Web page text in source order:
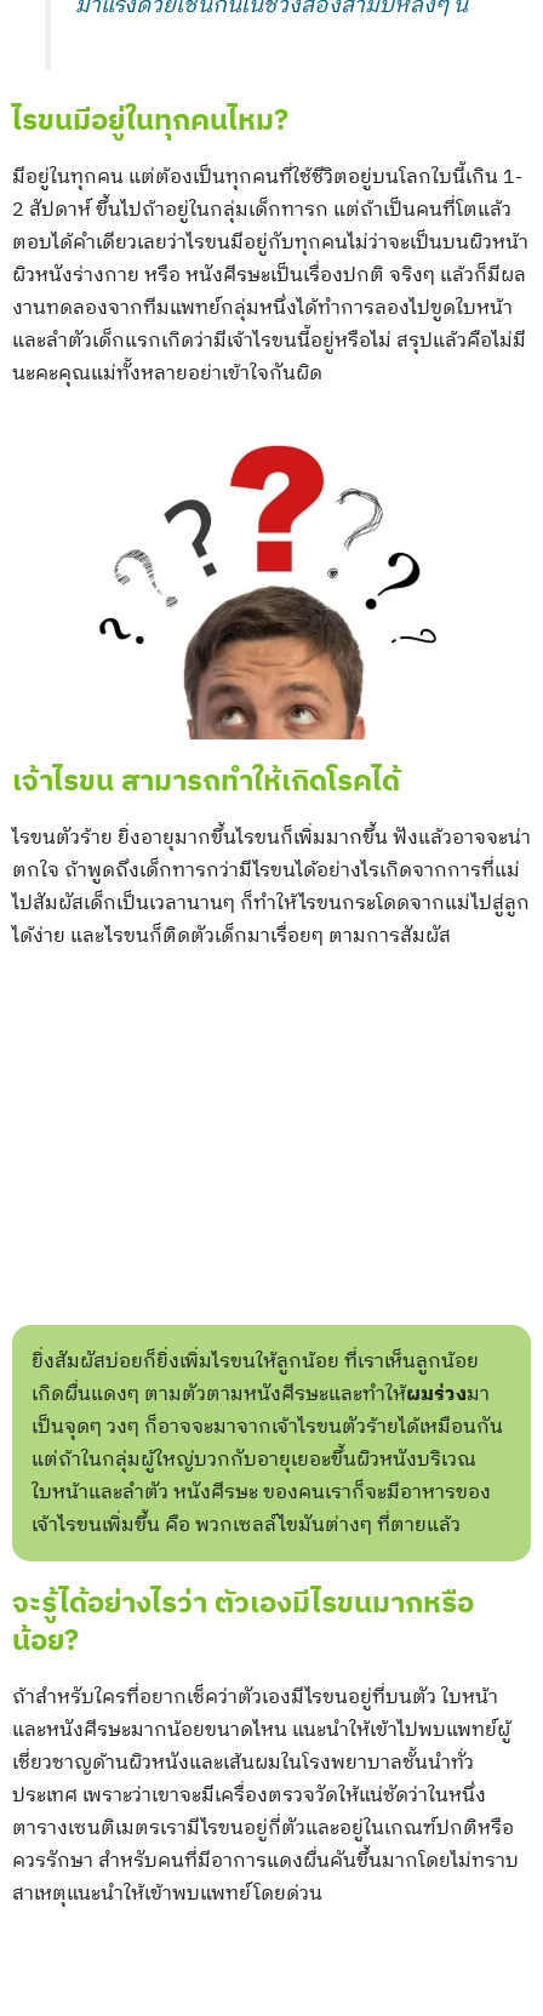
ไรขนมีอยู่ในทุกคนไหม?
มีอยู่ในทุกคน แต่ต้องเป็นทุกคนที่ใช้ชีวิตอยู่บนโลกใบนี้เกิน 1-
2 สัปดาห์ ขึ้นไปถ้าอยู่ในกลุ่มเด็กทารก แต่ถ้าเป็นคนที่โตแล้ว
ตอบได้คำเดียวเลยว่าไรขนมีอยู่กับทุกคนไม่ว่าจะเป็นบนผิวหน้า
ผิวหนังร่างกาย หรือ หนังศีรษะเป็นเรื่องปกติ จริงๆ แล้วก็มีผล
งานทดลองจากทีมแพทย์กลุ่มหนึ่งได้ทำการลองไปขูดใบหน้า
และลำตัวเด็กแรกเกิดว่ามีเจ้าไรขนนี้อยู่หรือไม่ สรุปแล้วคือไม่มี
นะคะคุณแม่ทั้งหลายอย่าเข้าใจกันผิด
เจ้าไรขน สามารถทำให้เกิดโรคได้
ไรขนตัวร้าย ยิ่งอายุมากขึ้นไรขนก็เพิ่มมากขึ้น ฟังแล้วอาจจะน่า
ตกใจ ถ้าพูดถึงเด็กทารกว่ามีไรขนได้อย่างไรเกิดจากการที่แม่
ไปสัมผัสเด็กเป็นเวลานานๆ ก็ทำให้ไรขนกระโดดจากแม่ไปสู่ลูก
ได้ง่าย และไรขนก็ติดตัวเด็กมาเรื่อยๆ ตามการสัมผัส
ยิ่งสัมผัสบ่อยก็ยิ่งเพิ่มไรขนให้ลูกน้อย ที่เราเห็นลูกน้อย
เกิดผื่นแดงๆ ตามตัวตามหนังศีรษะและทำให้ผมร่วงมา
เป็นจุดๆ วงๆ ก็อาจจะมาจากเจ้าไรขนตัวร้ายได้เหมือนกัน
แต่ถ้าในกลุ่มผู้ใหญ่บวกกับอายุเยอะขึ้นผิวหนังบริเวณ
ใบหน้าและลำตัว หนังศีรษะ ของคนเราก็จะมีอาหารของ
เจ้าไรขนเพิ่มขึ้น คือ พวกเซลล์ไขมันต่างๆ ที่ตายแล้ว
จะรู้ได้อย่างไรว่า ตัวเองมีไรขนมากหรือ
น้อย?
ถ้าสำหรับใครที่อยากเช็คว่าตัวเองมีไรขนอยู่ที่บนตัว ใบหน้า
และหนังศีรษะมากน้อยขนาดไหน แนะนำให้เข้าไปพบแพทย์ผู้
เชี่ยวชาญด้านผิวหนังและเส้นผมในโรงพยาบาลชั้นนำทั่ว
ประเทศ เพราะว่าเขาจะมีเครื่องตรวจวัดให้แน่ชัดว่าในหนึ่ง
ตารางเซนติเมตรเรามีไรขนอยู่กี่ตัวและอยู่ในเกณฑ์ปกติหรือ
ควรรักษา สำหรับคนที่มีอาการแดงผื่นคันขึ้นมากโดยไม่ทราบ
สาเหตุแนะนำให้เข้าพบแพทย์โดยด่วน